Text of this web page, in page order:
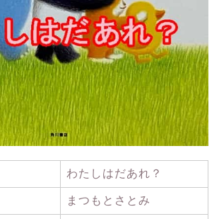
わたしはだあれ？
まつもとさとみ